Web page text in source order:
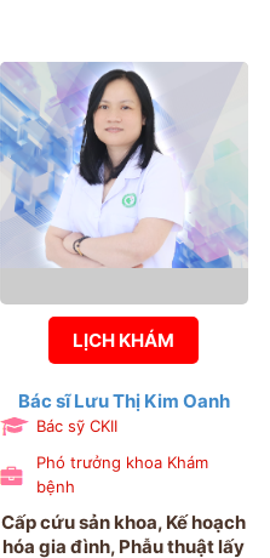
LỊCH KHÁM
Bác sĩ Lưu Thị Kim Oanh
Bác sỹ CKII
Phó trưởng khoa Khám
bệnh
Cấp cứu sản khoa, Kế hoạch
hóa gia đình, Phẫu thuật lấy